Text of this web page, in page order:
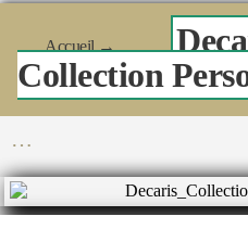
Accueil→
Collection